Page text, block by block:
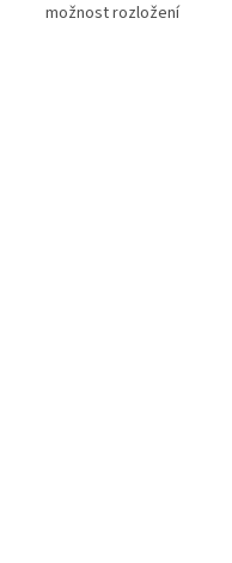
možnost rozložení